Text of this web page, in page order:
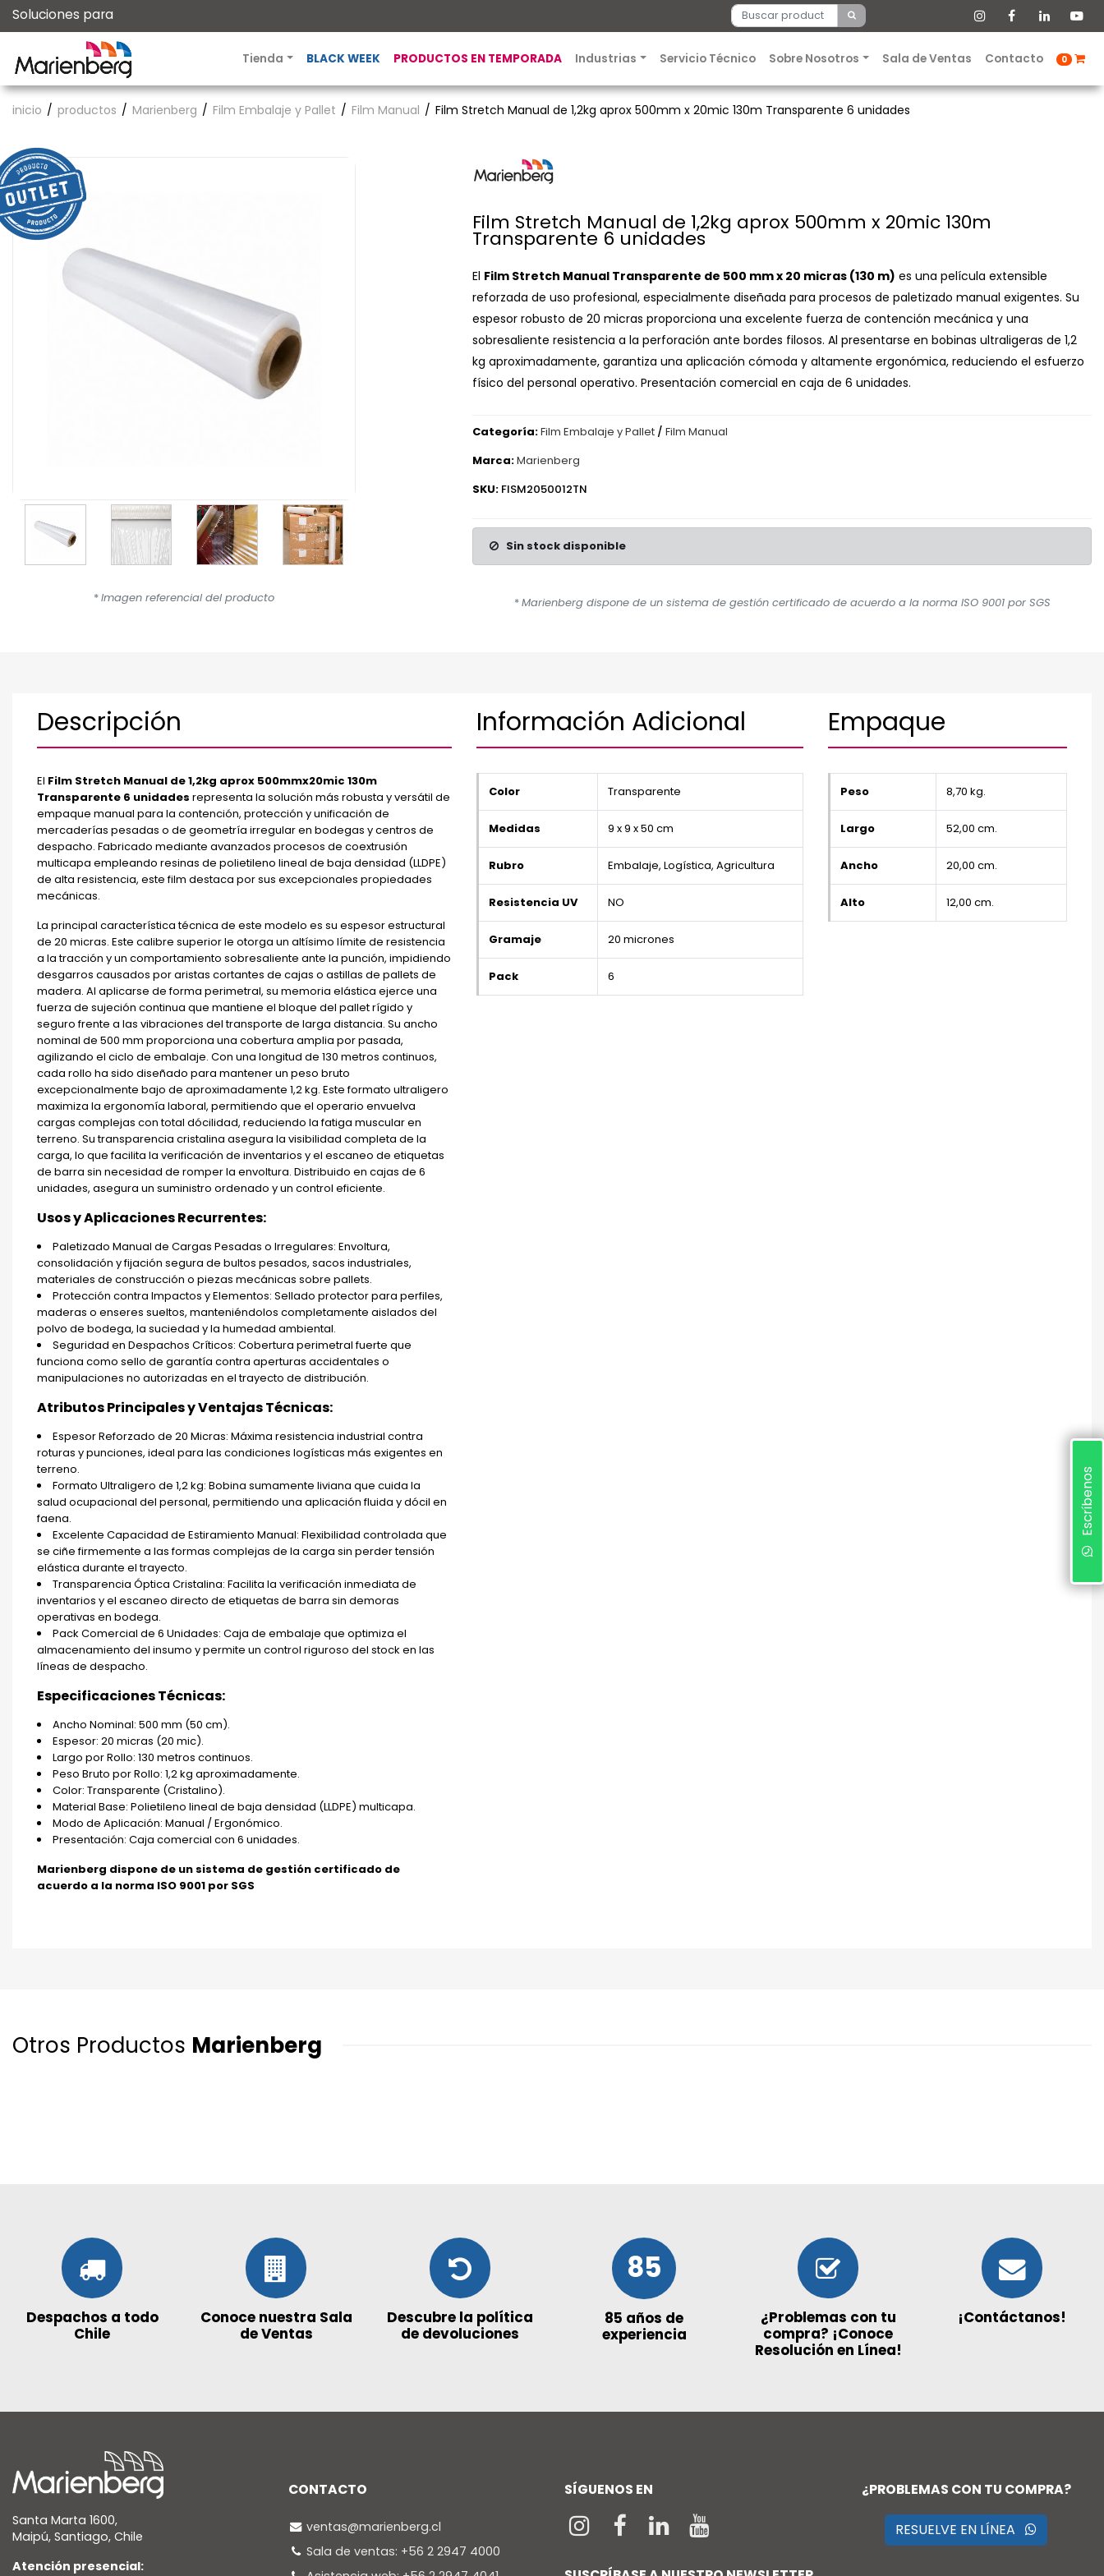
Soluciones para
Tienda BLACK WEEK PRODUCTOS EN TEMPORADA Industrias Servicio Técnico Sobre Nosotros Sala de Ventas Contacto 0
inicio productos Marienberg Film Embalaje y Pallet Film Manual Film Stretch Manual de 1,2kg aprox 500mm x 20mic 130m Transparente 6 unidades
*Imagen referencial del producto
Film Stretch Manual de 1,2kg aprox 500mm x 20mic 130m
Transparente 6 unidades
El Film Stretch Manual Transparente de 500 mm x 20 micras (130 m) es una película extensible
reforzada de uso profesional, especialmente diseñada para procesos de paletizado manual exigentes. Su
espesor robusto de 20 micras proporciona una excelente fuerza de contención mecánica y una
sobresaliente resistencia a la perforación ante bordes filosos. Al presentarse en bobinas ultraligeras de 1,2
kg aproximadamente, garantiza una aplicación cómoda y altamente ergonómica, reduciendo el esfuerzo
físico del personal operativo. Presentación comercial en caja de 6 unidades.
Categoría:Film Embalaje y Pallet / Film Manual
Marca:Marienberg
SKU: FISM2050012TN
Sin stock disponible
*Marienberg dispone de un sistema de gestión certificado de acuerdo a la norma ISO 9001 por SGS
Descripción
El Film Stretch Manual de 1,2kg aprox 500mmx20mic 130m
Transparente 6 unidades representa la solución más robusta y versátil de
empaque manual para la contención, protección y unificación de
mercaderías pesadas o de geometría irregular en bodegas y centros de
despacho. Fabricado mediante avanzados procesos de coextrusión
multicapa empleando resinas de polietileno lineal de baja densidad (LLDPE)
de alta resistencia, este film destaca por sus excepcionales propiedades
mecánicas.
La principal característica técnica de este modelo es su espesor estructural
de 20 micras. Este calibre superior le otorga un altísimo límite de resistencia
a la tracción y un comportamiento sobresaliente ante la punción, impidiendo
desgarros causados por aristas cortantes de cajas o astillas de pallets de
madera. Al aplicarse de forma perimetral, su memoria elástica ejerce una
fuerza de sujeción continua que mantiene el bloque del pallet rígido y
seguro frente a las vibraciones del transporte de larga distancia. Su ancho
nominal de 500 mm proporciona una cobertura amplia por pasada,
agilizando el ciclo de embalaje. Con una longitud de 130 metros continuos,
cada rollo ha sido diseñado para mantener un peso bruto
excepcionalmente bajo de aproximadamente 1,2 kg. Este formato ultraligero
maximiza la ergonomía laboral, permitiendo que el operario envuelva
cargas complejas con total dócilidad, reduciendo la fatiga muscular en
terreno. Su transparencia cristalina asegura la visibilidad completa de la
carga, lo que facilita la verificación de inventarios y el escaneo de etiquetas
de barra sin necesidad de romper la envoltura. Distribuido en cajas de 6
unidades, asegura un suministro ordenado y un control eficiente.
Usos y Aplicaciones Recurrentes:
Paletizado Manual de Cargas Pesadas o Irregulares: Envoltura,
consolidación y fijación segura de bultos pesados, sacos industriales,
materiales de construcción o piezas mecánicas sobre pallets.
Protección contra Impactos y Elementos: Sellado protector para perfiles,
maderas o enseres sueltos, manteniéndolos completamente aislados del
polvo de bodega, la suciedad y la humedad ambiental.
Seguridad en Despachos Críticos: Cobertura perimetral fuerte que
funciona como sello de garantía contra aperturas accidentales o
manipulaciones no autorizadas en el trayecto de distribución.
Atributos Principales y Ventajas Técnicas:
Espesor Reforzado de 20 Micras: Máxima resistencia industrial contra
roturas y punciones, ideal para las condiciones logísticas más exigentes en
terreno.
Formato Ultraligero de 1,2 kg: Bobina sumamente liviana que cuida la
salud ocupacional del personal, permitiendo una aplicación fluida y dócil en
faena.
Excelente Capacidad de Estiramiento Manual: Flexibilidad controlada que
se ciñe firmemente a las formas complejas de la carga sin perder tensión
elástica durante el trayecto.
Transparencia Óptica Cristalina: Facilita la verificación inmediata de
inventarios y el escaneo directo de etiquetas de barra sin demoras
operativas en bodega.
Pack Comercial de 6 Unidades: Caja de embalaje que optimiza el
almacenamiento del insumo y permite un control riguroso del stock en las
líneas de despacho.
Especificaciones Técnicas:
Ancho Nominal: 500 mm (50 cm).
Espesor: 20 micras (20 mic).
Largo por Rollo: 130 metros continuos.
Peso Bruto por Rollo: 1,2 kg aproximadamente.
Color: Transparente (Cristalino).
Material Base: Polietileno lineal de baja densidad (LLDPE) multicapa.
Modo de Aplicación: Manual / Ergonómico.
Presentación: Caja comercial con 6 unidades.
Marienberg dispone de un sistema de gestión certificado de
acuerdo a la norma ISO 9001 por SGS
Información Adicional
Color Transparente
Medidas 9 x 9 x 50 cm
Rubro Embalaje, Logística, Agricultura
Resistencia UV NO
Gramaje 20 micrones
Pack 6
Empaque
Peso 8,70 kg.
Largo 52,00 cm.
Ancho 20,00 cm.
Alto 12,00 cm.
Otros Productos Marienberg
Despachos a todo
Chile
Conoce nuestra Sala
de Ventas
Descubre la política
de devoluciones
85
85 años de
experiencia
¿Problemas con tu
compra? ¡Conoce
Resolución en Línea!
¡Contáctanos!
Santa Marta 1600,
Maipú, Santiago, Chile
Atención presencial:
CONTACTO
ventas@marienberg.cl
Sala de ventas: +56 2 2947 4000
SÍGUENOS EN ¿PROBLEMAS CON TU COMPRA?
RESUELVE EN LÍNEA
Escríbenos